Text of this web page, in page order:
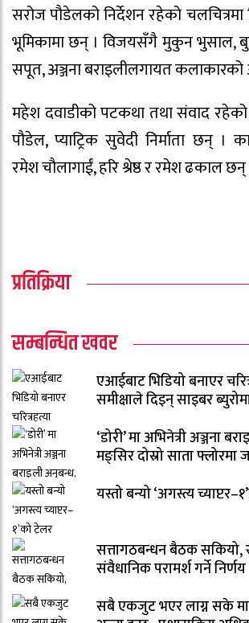
सरोज पौडेलको निर्देशन रहेको
भूमिकामा छन् । विजयसँगै मुकुन भुसाल,
सपूत, अञ्जना बराइलीलगायत
महेश दवाडीको पटकथा तथा संवाद रहेको
पौडेल, प्याट्रिक सुवेदी निर्माता छन् ।
रमेश चौलागाईं, हरि श्रेष्ठ र रमेश ढकाल छन्
प्रतिक्रिया
सम्बन्धित खवर
एआईबाट भिडियो बनाएर
समीक्षाले दिइन् साइबर
‘डोरी’ मा अभिनेत्री अञ्जना
मङ्सिर दोस्रो साता फ्लोरमा
यस्तो बन्यो ‘अगस्त्य
सत्तागठबन्धन बैठक सकियो,
संवैधानिक परामर्श गर्ने निर्णय
सबै एकजुट भएर लाग्न सके